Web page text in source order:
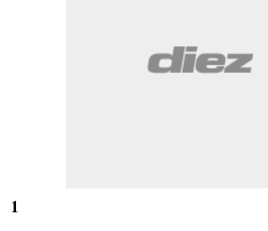
1